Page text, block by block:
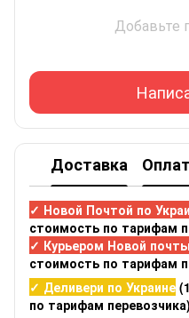
Добавьте
Доставка
✓ Новой Почтой по
стоимость по тарифам
✓ Курьером Новой почты
стоимость по тарифам
✓ Деливери по Украине
по тарифам